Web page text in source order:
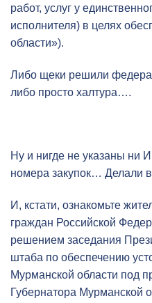
работ, услуг у
исполнителя) в целях
области»).
Либо щеки решили
либо просто халтура….
Ну и нигде не указаны ни
номера закупок… Делали
И, кстати, ознакомьте
граждан Российской
решением заседания
штаба по обеспечению
Мурманской области под
Губернатора Мурманской